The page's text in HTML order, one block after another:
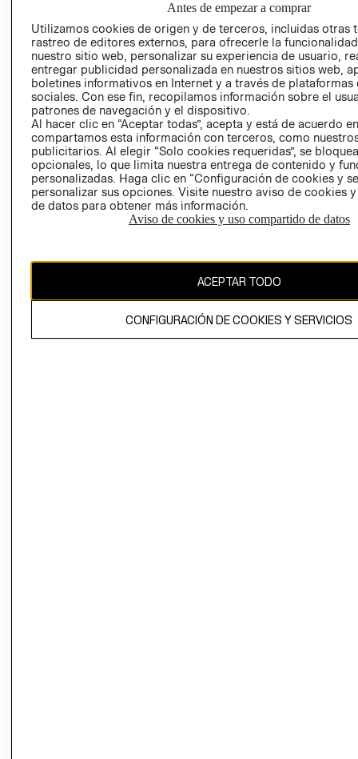
PRENSA
RELACIÓN CON
INVERSIONISTAS
POLÍTICA
EMPRESARIAL
- RETIRO EN
TIENDA
TÉRMINOS Y
CONDICIONES
PRIVACIDAD
GIFT CARD
AVISO DE
COOKIES
Uruguay ($U)
Antes de empezar a comprar
Utilizamos cookies de origen y de terceros, incluidas otras
rastreo de editores externos, para ofrecerle la
nuestro sitio web, personalizar su experiencia de usuario,
entregar publicidad personalizada en nuestros sitios web,
boletines informativos en Internet y a través de plataformas
sociales. Con ese fin, recopilamos información sobre el
patrones de navegación y el dispositivo.
Al hacer clic en “Aceptar todas”, acepta y está de acuerdo
compartamos esta información con terceros, como
publicitarios. Al elegir “Solo cookies requeridas”, se
opcionales, lo que limita nuestra entrega de contenido y
personalizadas. Haga clic en “Configuración de cookies y
personalizar sus opciones. Visite nuestro aviso de cookies
de datos para obtener más información.
Aviso de cookies y uso compartido de datos
ACEPTAR TODO
CONFIGURACIÓN DE COOKIES Y SERVICIOS